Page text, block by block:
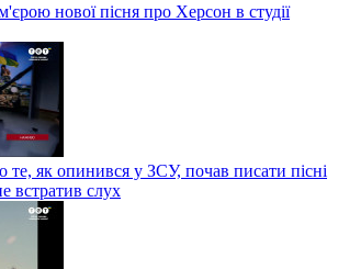
нової пісня про Херсон в студії
те, як опинився у ЗСУ, почав писати пісні
встратив слух